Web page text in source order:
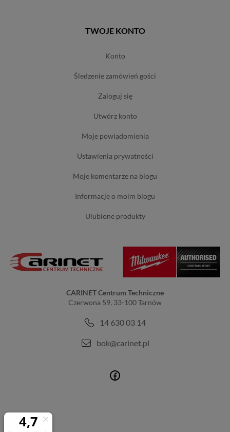
TWOJE KONTO
konto
śledzenie zamówień gości
zaloguj się
utwórz konto
moje powiadomienia
ustawienia prywatności
moje komentarze na blogu
informacje o moim blogu
ulubione produkty
CARINET Centrum Techniczne
Czerwona 59, 33-100 Tarnów
14 630 03 14
bok@carinet.pl